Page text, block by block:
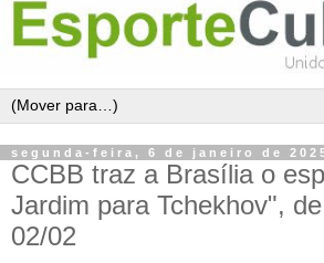
segunda-feira, 6 de janeiro de
CCBB traz a Brasília o
Jardim para Tchekhov",
02/02